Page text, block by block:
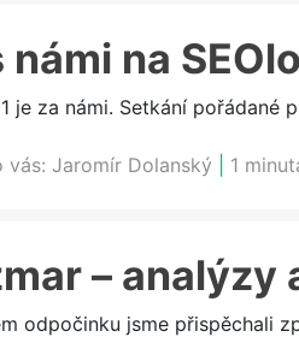
na
je za námi. Setkání
vás: Jaromír Dolanský 1
– analýzy
odpočinku jsme přispěchali